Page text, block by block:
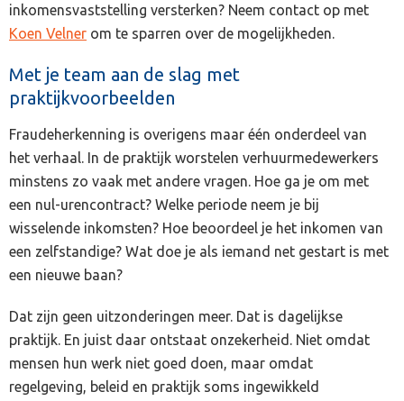
inkomensvaststelling versterken? Neem contact op met
Koen Velner om te sparren over de mogelijkheden.
Met je team aan de slag met
praktijkvoorbeelden
Fraudeherkenning is overigens maar één onderdeel van
het verhaal. In de praktijk worstelen verhuurmedewerkers
minstens zo vaak met andere vragen. Hoe ga je om met
een nul-urencontract? Welke periode neem je bij
wisselende inkomsten? Hoe beoordeel je het inkomen van
een zelfstandige? Wat doe je als iemand net gestart is met
een nieuwe baan?
Dat zijn geen uitzonderingen meer. Dat is dagelijkse
praktijk. En juist daar ontstaat onzekerheid. Niet omdat
mensen hun werk niet goed doen, maar omdat
regelgeving, beleid en praktijk soms ingewikkeld